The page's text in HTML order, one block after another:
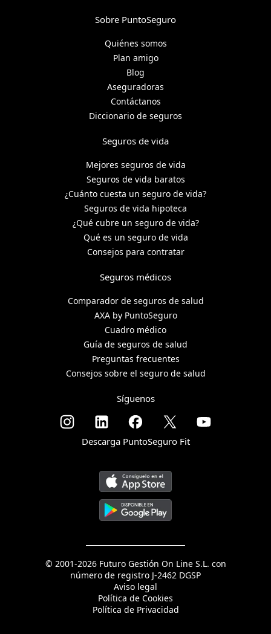
Sobre PuntoSeguro
Quiénes somos
Plan amigo
Blog
Aseguradoras
Contáctanos
Diccionario de seguros
Seguros de vida
Mejores seguros de vida
Seguros de vida baratos
¿Cuánto cuesta un seguro de vida?
Seguros de vida hipoteca
¿Qué cubre un seguro de vida?
Qué es un seguro de vida
Consejos para contratar
Seguros médicos
Comparador de seguros de salud
AXA by PuntoSeguro
Cuadro médico
Guía de seguros de salud
Preguntas frecuentes
Consejos sobre el seguro de salud
Síguenos
Descarga PuntoSeguro Fit
© 2001-2026 Futuro Gestión On Line S.L. con
número de registro J-2462 DGSP
Aviso legal
Política de Cookies
Política de Privacidad